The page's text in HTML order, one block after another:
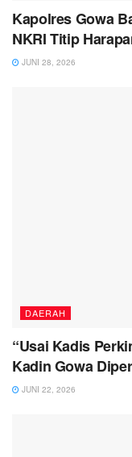
Kapolres Gowa
NKRI Titip
JUNI 28, 2026
DAERAH
“Usai Kadis
Kadin Gowa
JUNI 22, 2026